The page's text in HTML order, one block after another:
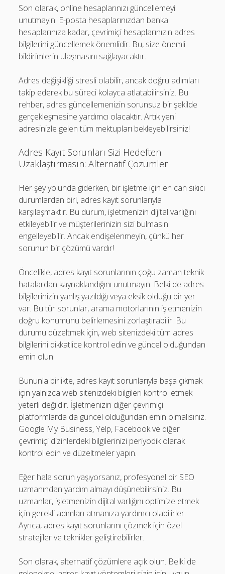
Son olarak, online hesaplarınızı güncellemeyi
unutmayın. E-posta hesaplarınızdan banka
hesaplarınıza kadar, çevrimiçi hesaplarınızın adres
bilgilerini güncellemek önemlidir. Bu, size önemli
bildirimlerin ulaşmasını sağlayacaktır.
Adres değişikliği stresli olabilir, ancak doğru adımları
takip ederek bu süreci kolayca atlatabilirsiniz. Bu
rehber, adres güncellemenizin sorunsuz bir şekilde
gerçekleşmesine yardımcı olacaktır. Artık yeni
adresinizle gelen tüm mektupları bekleyebilirsiniz!
Adres Kayıt Sorunları Sizi Hedeften
Uzaklaştırmasın: Alternatif Çözümler
Her şey yolunda giderken, bir işletme için en can sıkıcı
durumlardan biri, adres kayıt sorunlarıyla
karşılaşmaktır. Bu durum, işletmenizin dijital varlığını
etkileyebilir ve müşterilerinizin sizi bulmasını
engelleyebilir. Ancak endişelenmeyin, çünkü her
sorunun bir çözümü vardır!
Öncelikle, adres kayıt sorunlarının çoğu zaman teknik
hatalardan kaynaklandığını unutmayın. Belki de adres
bilgilerinizin yanlış yazıldığı veya eksik olduğu bir yer
var. Bu tür sorunlar, arama motorlarının işletmenizin
doğru konumunu belirlemesini zorlaştırabilir. Bu
durumu düzeltmek için, web sitenizdeki tüm adres
bilgilerini dikkatlice kontrol edin ve güncel olduğundan
emin olun.
Bununla birlikte, adres kayıt sorunlarıyla başa çıkmak
için yalnızca web sitenizdeki bilgileri kontrol etmek
yeterli değildir. İşletmenizin diğer çevrimiçi
platformlarda da güncel olduğundan emin olmalısınız.
Google My Business, Yelp, Facebook ve diğer
çevrimiçi dizinlerdeki bilgilerinizi periyodik olarak
kontrol edin ve düzeltmeler yapın.
Eğer hala sorun yaşıyorsanız, profesyonel bir SEO
uzmanından yardım almayı düşünebilirsiniz. Bu
uzmanlar, işletmenizin dijital varlığını optimize etmek
için gerekli adımları atmanıza yardımcı olabilirler.
Ayrıca, adres kayıt sorunlarını çözmek için özel
stratejiler ve teknikler geliştirebilirler.
Son olarak, alternatif çözümlere açık olun. Belki de